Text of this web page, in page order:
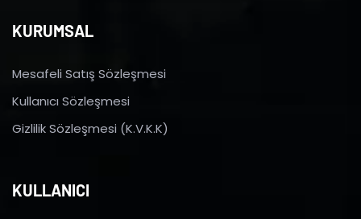
KURUMSAL
Mesafeli Satış Sözleşmesi
Kullanıcı Sözleşmesi
Gizlilik Sözleşmesi (K.V.K.K)
KULLANICI